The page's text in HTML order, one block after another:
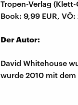
Tropen-Verlag
Book: 9,99 EUR, VÖ:
Der Autor:
David Whitehouse
wurde 2010 mit dem